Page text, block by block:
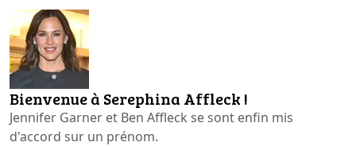
Bienvenue à Serephina Affleck !
Jennifer Garner et Ben Affleck se sont enfin mis
d'accord sur un prénom.